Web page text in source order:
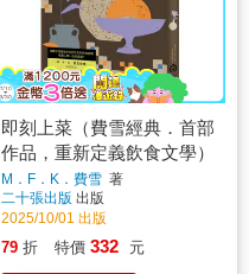
即刻上菜（費雪經典．首部
作品，重新定義飲食文學）
M．F．K．費雪 著
二十張出版 出版
2025/10/01 出版
79 折 特價 332 元